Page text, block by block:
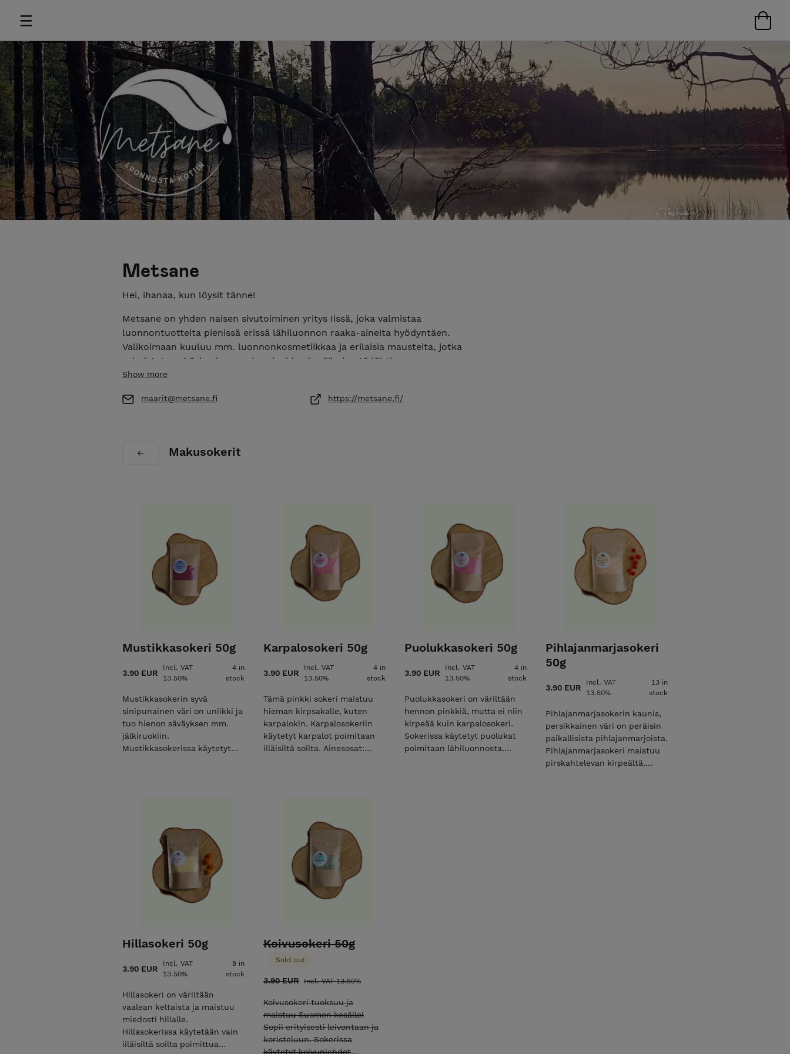
Metsane
Hei, ihanaa, kun löysit tänne!
Metsane on yhden naisen sivutoiminen yritys Iissä, joka valmistaa
luonnontuotteita pienissä erissä lähiluonnon raaka-aineita hyödyntäen.
Valikoimaan kuuluu mm. luonnonkosmetiikkaa ja erilaisia mausteita, jotka
valmistetaan käsin aivan raaka-aineiden keräämisestä lähtien.
isomman erän!
Show more
maarit@metsane.fi https://metsane.fi/
Makusokerit
Mustikkasokeri 50g
3.90 EUR
Incl. VAT
13.50%
4 in
stock
Mustikkasokerin syvä
sinipunainen väri on uniikki ja
tuo hienon säväyksen mm.
jälkiruokiin.
Mustikkasokerissa käytetyt
Karpalosokeri 50g
3.90 EUR
Incl. VAT
13.50%
4 in
stock
Tämä pinkki sokeri maistuu
hieman kirpsakalle, kuten
karpalokin. Karpalosokeriin
käytetyt karpalot poimitaan
iiläisiltä soilta. Ainesosat:
Puolukkasokeri 50g
3.90 EUR
Incl. VAT
13.50%
4 in
stock
Puolukkasokeri on väriltään
hennon pinkkiä, mutta ei niin
kirpeää kuin karpalosokeri.
Sokerissa käytetyt puolukat
poimitaan lähiluonnosta.
Pihlajanmarjasokeri
50g
3.90 EUR
Incl. VAT
13.50%
13 in
stock
Pihlajanmarjasokerin kaunis,
persikkainen väri on peräisin
paikallisista pihlajanmarjoista.
Pihlajanmarjasokeri maistuu
pirskahtelevan kirpeältä.
Hillasokeri 50g
3.90 EUR
Incl. VAT
13.50%
8 in
stock
Hillasokeri on väriltään
vaalean keltaista ja maistuu
miedosti hillalle.
Hillasokerissa käytetään vain
iiläisiltä soilta poimittua
Koivusokeri 50g
Sold out
3.90 EUR Incl. VAT 13.50%
Koivusokeri tuoksuu ja
maistuu Suomen kesälle!
Sopii erityisesti leivontaan ja
koristeluun. Sokerissa
käytetyt koivunlehdet